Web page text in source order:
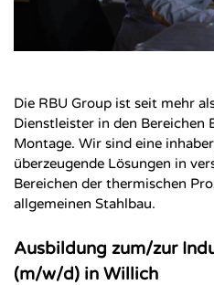
Die RBU Group ist seit mehr
Dienstleister in den Bereichen
Montage. Wir sind eine
überzeugende Lösungen in
Bereichen der thermischen
allgemeinen Stahlbau.
Ausbildung zum/zur
(m/w/d) in Willich